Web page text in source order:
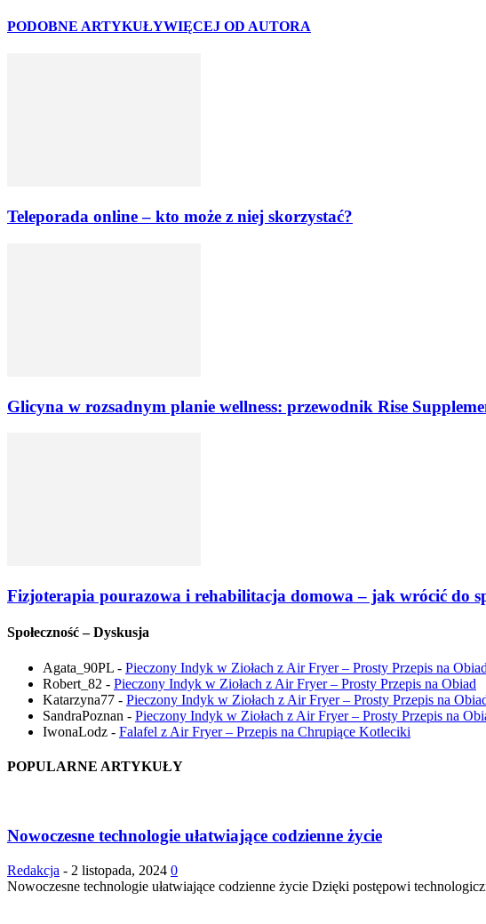
PODOBNE ARTYKUŁYWIĘCEJ OD AUTORA
Teleporada online – kto może z niej skorzystać?
Glicyna w rozsadnym planie wellness: przewodnik Rise
Fizjoterapia pourazowa i rehabilitacja domowa – jak wrócić do
Społeczność – Dyskusja
Agata_90PL - Pieczony Indyk w Ziołach z Air Fryer – Prosty Przepis na Obiad
Robert_82 - Pieczony Indyk w Ziołach z Air Fryer – Prosty Przepis na Obiad
Katarzyna77 - Pieczony Indyk w Ziołach z Air Fryer – Prosty Przepis na
SandraPoznan - Pieczony Indyk w Ziołach z Air Fryer – Prosty Przepis na
IwonaLodz - Falafel z Air Fryer – Przepis na Chrupiące Kotleciki
POPULARNE ARTYKUŁY
Nowoczesne technologie ułatwiające codzienne życie
Redakcja - 2 listopada, 2024 0
Nowoczesne technologie ułatwiające codzienne życie Dzięki postępowi